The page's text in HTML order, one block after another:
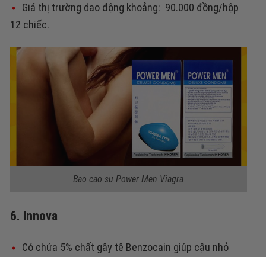
Giá thị trường dao động khoảng: 90.000 đồng/hộp
12 chiếc.
Bao cao su Power Men Viagra
6. Innova
Có chứa 5% chất gây tê Benzocain giúp cậu nhỏ